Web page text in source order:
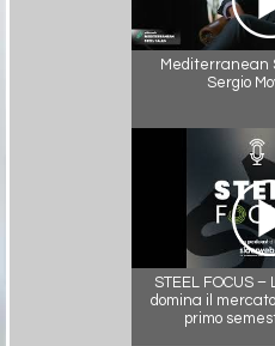
Mediterranean
Sergio
STEEL FOCUS –
domina il
primo